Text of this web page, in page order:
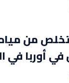
من
أوربا في